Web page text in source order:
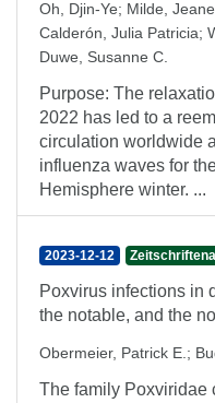
Oh, Djin-Ye; Milde,
Calderón, Julia Patricia;
Duwe, Susanne C.
Purpose: The
2022 has led to a
circulation worldwide
influenza waves for
Hemisphere winter. ...
2023-12-12
Poxvirus infections in
the notable, and the
Obermeier, Patrick E. ;
The family Poxviridae